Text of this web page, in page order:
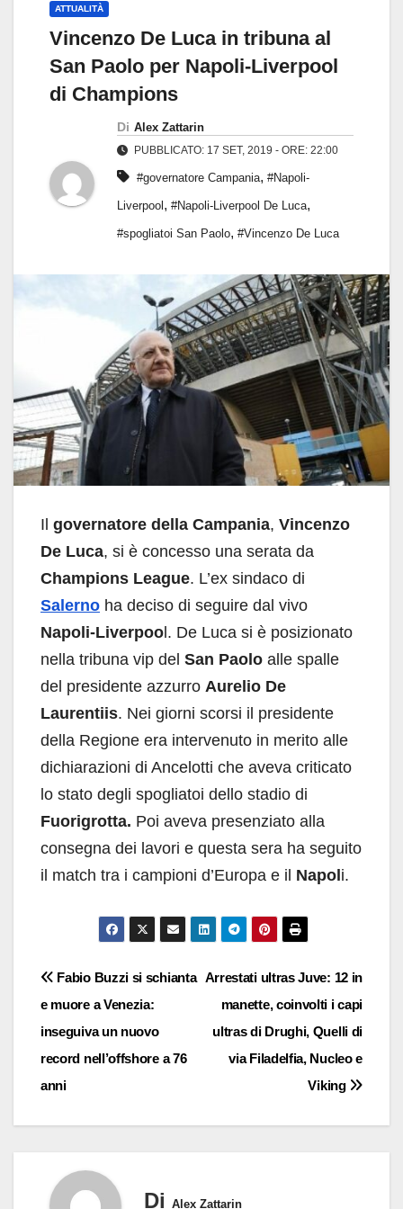
ATTUALITÀ
Vincenzo De Luca in tribuna al
San Paolo per Napoli-Liverpool
di Champions
Di Alex Zattarin
PUBBLICATO: 17 SET, 2019 - ORE: 22:00
#governatore Campania, #Napoli-
Liverpool , #Napoli-Liverpool De Luca,
#spogliatoi San Paolo, #Vincenzo De Luca
Il governatore della Campania, Vincenzo
De Luca, si è concesso una serata da
Champions League. L’ex sindaco di
Salerno ha deciso di seguire dal vivo
Napoli-Liverpoo l. De Luca si è posizionato
nella tribuna vip del San Paolo alle spalle
del presidente azzurro Aurelio De
Laurentiis. Nei giorni scorsi il presidente
della Regione era intervenuto in merito alle
dichiarazioni di Ancelotti che aveva criticato
lo stato degli spogliatoi dello stadio di
Fuorigrotta. Poi aveva presenziato alla
consegna dei lavori e questa sera ha seguito
il match tra i campioni d’Europa e il Napol i.
Navigazione
articoli
Arrestati ultras Juve: 12 in
manette, coinvolti i capi
ultras di Drughi, Quelli di
via Filadelfia, Nucleo e
Viking
Fabio Buzzi si schianta
e muore a Venezia:
inseguiva un nuovo
record nell’offshore a 76
anni
Di Alex Zattarin